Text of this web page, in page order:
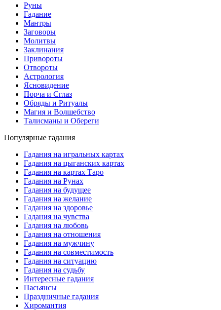
Руны
Гадание
Мантры
Заговоры
Молитвы
Заклинания
Привороты
Отвороты
Астрология
Ясновидение
Порча и Сглаз
Обряды и Ритуалы
Магия и Волшебство
Талисманы и Обереги
Популярные гадания
Гадания на игральных картах
Гадания на цыганских картах
Гадания на картах Таро
Гадания на Рунах
Гадания на будущее
Гадания на желание
Гадания на здоровье
Гадания на чувства
Гадания на любовь
Гадания на отношения
Гадания на мужчину
Гадания на совместимость
Гадания на ситуацию
Гадания на судьбу
Интересные гадания
Пасьянсы
Праздничные гадания
Хиромантия